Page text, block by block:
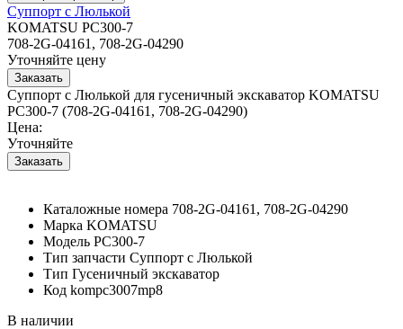
Суппорт с Люлькой
KOMATSU PC300-7
708-2G-04161, 708-2G-04290
Уточняйте цену
Суппорт с Люлькой для гусеничный экскаватор KOMATSU
PC300-7 (708-2G-04161, 708-2G-04290)
Цена:
Уточняйте
Каталожные номера 708-2G-04161, 708-2G-04290
Марка KOMATSU
Модель PC300-7
Тип запчасти Суппорт с Люлькой
Тип Гусеничный экскаватор
Код kompc3007mp8
В наличии